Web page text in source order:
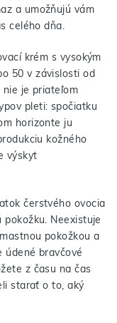
a umožňujú vám
celého dňa.
krém s vysokým
50 v závislosti od
je priateľom
pleti: spočiatku
horizonte ju
kožného
výskyt
čerstvého ovocia
Neexistuje
pokožkou a
údené bravčové
z času na čas
starať o to, aký